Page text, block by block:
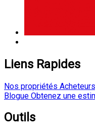
Liens Rapides
Nos propriétés Acheteurs
Blogue Obtenez une
Outils